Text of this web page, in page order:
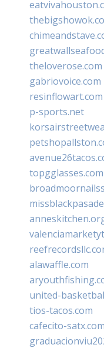
theloverose.com
gabriovoice.com
resinflowart.com
p-sports.net
topgglasses.com
alawaffle.com
united-
tios-tacos.com
cafecito-satx.com